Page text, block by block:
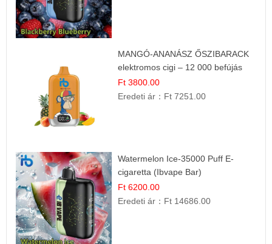
MANGÓ-ANANÁSZ ŐSZIBARACK
elektromos cigi – 12 000 befújás
Ft 3800.00
Eredeti ár： Ft 7251.00
Watermelon Ice-35000 Puff E-
cigaretta (Ibvape Bar)
Ft 6200.00
Eredeti ár： Ft 14686.00